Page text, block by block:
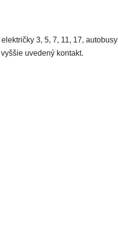
3, 5, 7, 11, 17, auto­bu­sy
uve­de­ný kontakt.